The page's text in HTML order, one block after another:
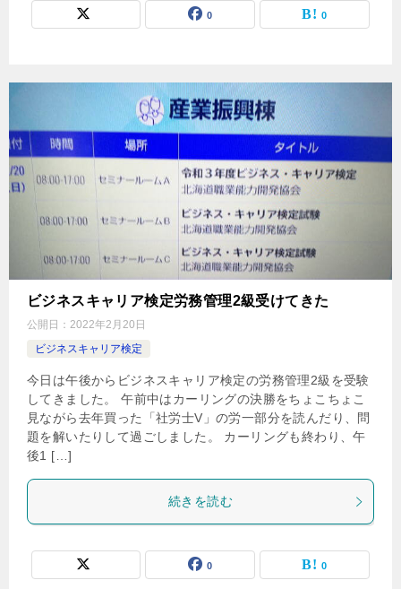
0 0
ビジネスキャリア検定労務管理2級受けてきた
公開日： 2022年2月20日
ビジネスキャリア検定
今日は午後からビジネスキャリア検定の労務管理2級を受験
してきました。 午前中はカーリングの決勝をちょこちょこ
見ながら去年買った「社労士V」の労一部分を読んだり、問
題を解いたりして過ごしました。 カーリングも終わり、午
後1 […]
続きを読む
0 0